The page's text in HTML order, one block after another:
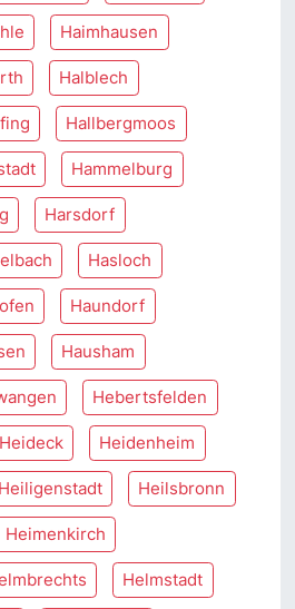
Haimhausen
Halblech
Hallbergmoos
Hammelburg
Harsdorf
Hasloch
Haundorf
Hausham
Hebertsfelden
Heideck Heidenheim
Heiligenstadt Heilsbronn
Heimenkirch
Helmstadt